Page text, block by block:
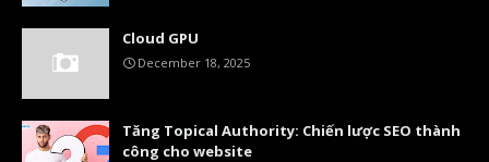
Cloud GPU
December 18, 2025
Tăng Topical Authority: Chiến lược SEO thành
công cho website